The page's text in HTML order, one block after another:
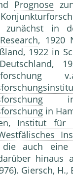
Prognose
zunächst in
Research, 1920
1922 in
in
in
Institut für
auch eine
hinaus
Giersch,